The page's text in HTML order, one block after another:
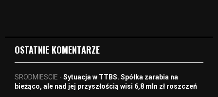
OSTATNIE KOMENTARZE
SRODMIESCIE - Sytuacja w TTBS. Spółka zarabia na
bieżąco, ale nad jej przyszłością wisi 6,8 mln zł roszczeń